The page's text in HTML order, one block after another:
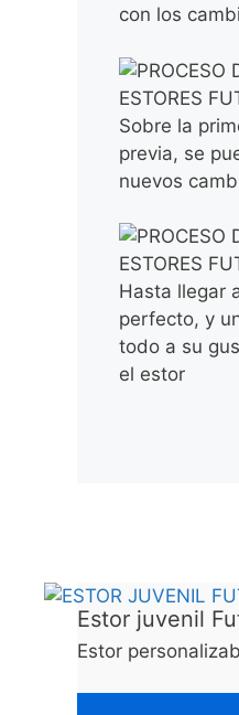
con los
Sobre la
previa, se
nuevos
Hasta llegar
perfecto, y
todo a su
el estor
Estor juvenil
Estor